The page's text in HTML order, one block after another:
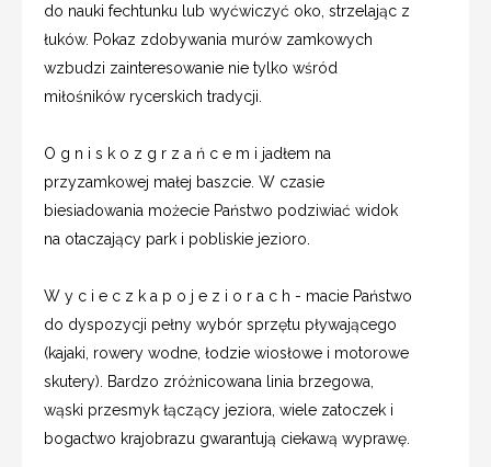
do nauki fechtunku lub wyćwiczyć oko, strzelając z
łuków. Pokaz zdobywania murów zamkowych
wzbudzi zainteresowanie nie tylko wśród
miłośników rycerskich tradycji.
O g n i s k o z g r z a ń c e m i jadłem na
przyzamkowej małej baszcie. W czasie
biesiadowania możecie Państwo podziwiać widok
na otaczający park i pobliskie jezioro.
W y c i e c z k a p o j e z i o r a c h - macie Państwo
do dyspozycji pełny wybór sprzętu pływającego
(kajaki, rowery wodne, łodzie wiosłowe i motorowe
skutery). Bardzo zróżnicowana linia brzegowa,
wąski przesmyk łączący jeziora, wiele zatoczek i
bogactwo krajobrazu gwarantują ciekawą wyprawę.